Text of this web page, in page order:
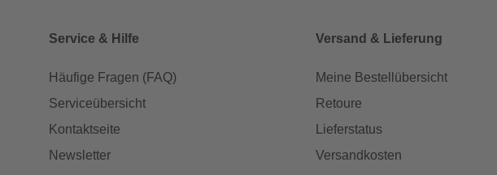
Service & Hilfe
Häufige Fragen (FAQ)
Serviceübersicht
Kontaktseite
Newsletter
Versand & Lieferung
Meine Bestellübersicht
Retoure
Lieferstatus
Versandkosten